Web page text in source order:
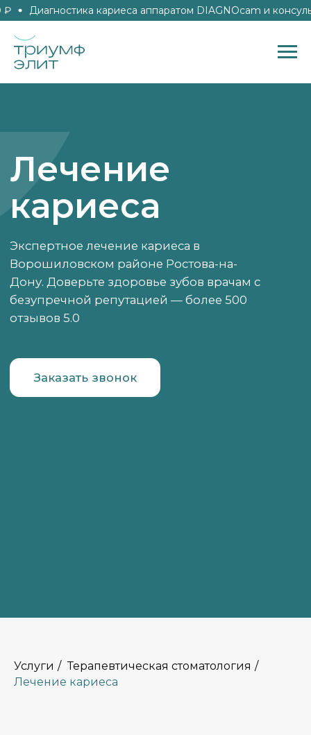
Диагностика кариеса аппаратом DIAGNOcam и
кариеса
Экспертное лечение кариеса в
Ворошиловском районе Ростова-на-
Дону. Доверьте здоровье зубов врачам с
безупречной репутацией — более 500
отзывов 5.0
Заказать звонок
Услуги / Терапевтическая стоматология /
Лечение кариеса